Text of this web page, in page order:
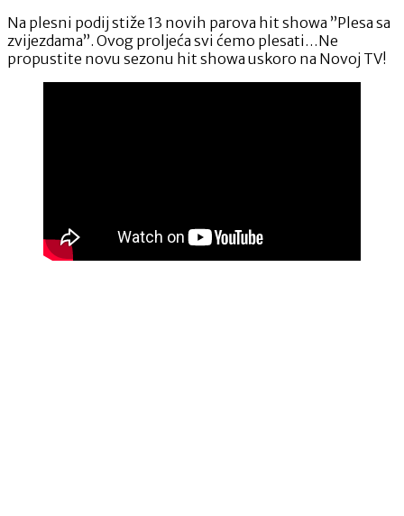
Na plesni podij stiže 13 novih parova hit showa ”Plesa sa
zvijezdama”. Ovog proljeća svi ćemo plesati…Ne
propustite novu sezonu hit showa uskoro na Novoj TV!